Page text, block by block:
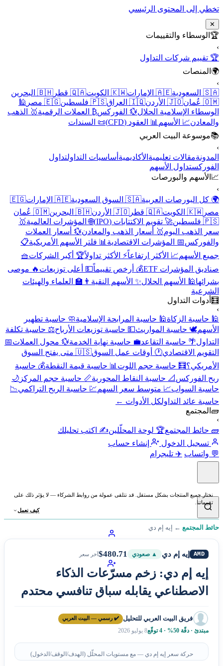
تخطي إلى المحتوى الرئيسي
✕
🏆 الوسطاء والتقييمات
›
🏆 تقييم شركات التداول
🌍 المنصات
›
🇸🇦 السعودية
🇦🇪 الإمارات 🇰🇼 الكويت 🇶🇦 قطر
🇧🇭 البحرين
🇴🇲 عُمان
🇯🇴 الأردن 🇮🇶 العراق 🇵🇸 فلسطين 🇪🇬 مصر
🕌
الوسطاء الإسلامية الحلال💱 الفوركس₿ العملات الرقمية🥇 الذهب
والمعادن📈 الأسهم 📊 العقود (CFD)
📜 السندات
📚موسوعة البيت العربي
›
المدونةمقالات تعليمية الأكاديمية أساسيات التداولتداول
الفوركستداول الأسهم
📈 الأسهم والبورصات
›
🌍 كل البورصات العربية🇸🇦 السوق السعودية 🇦🇪 الإمارات
🇪🇬
مصر 🇰🇼 الكويت 🇶🇦 قطر 🇯🇴 الأردن 🇧🇭 البحرين
🇴🇲 عُمان
🇵🇸 فلسطين
🚀 تقويم الاكتتابات (IPO) 🌐 المؤشرات العالمية🥇
سعر الذهب اليوم🥇 أسعار الذهب والمعادن💱 أسعار العملات
والفوركس📅 المؤشرات الاقتصادية 📊 فلتر الأسهم الأمريكية📋
جميع الأسهم📈 الأكثر ارتفاعاً⚡ الأكثر تداولاً🏆 أكبر الشركات🧺
صناديق المؤشرات ETF
💰 أرخص تقييماً💵 أعلى توزيعات 🔥 موصى
بشرائها🕌 الأسهم الحلال✨ الأسهم النقية 👨‍🏫 العلماء والهيئات
الشرعية
🧮 أدوات التداول
›
🕌 حاسبة الزكاة🕌 حاسبة المرابحة الإسلامية🧼 حاسبة تطهير
الأسهم🕊️ حاسبة المواريث💵 حاسبة توزيعات الأرباح⚖️ حاسبة تكلفة
التداول🌴 حاسبة التقاعد💼 حاسبة نهاية الخدمة💱 محول العملات📅
التقويم الاقتصادي🕐 أوقات عمل السوق
🇺🇸 متى يفتح السوق
الأمريكي؟🧮 حاسبة حجم اللوت 📊 حاسبة قيمة النقطة💰 حاسبة
ربح الفوركس 📐 حاسبة النقاط المحورية📏 حاسبة حجم المركز 🌙
حاسبة السواب📈 متوسط سعر السهم💹 حاسبة الربح التراكمي📉
حاسبة عائد التداولكل الأدوات ←
🧱 المجتمع
›
🧱 حائط المجتمع🏆 لوحة المحلّلين✍️ اكتب تحليلك
تسجيل الدخول
إنشاء حساب
💬 واتساب ✈️ تليجرام
نختار جميع المنتجات بشكل مستقل. قد نتلقى عمولة من روابط الشركاء — لا يؤثر ذلك على
تقييماتنا.
كيف نعمل
حائط المجتمع ← إيه إم دي
AMD إيه إم دي ▲ صعودي $480.71آخر سعر
إيه إم دي: زخم مسرّعات الذكاء
الاصطناعي يقابله سباق تنافسي محتدم
فريق البيت العربي للتحليل ✔️ رسمي — البيت العربي
مبتدئ · دقّة 50% · 4 توقّع 8 يوليو 2026
حركة سعر إيه إم دي — مع مستويات المحلّل (الهدف/الوقف/الدخول)